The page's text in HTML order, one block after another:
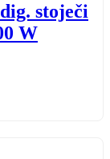
stoječi
W